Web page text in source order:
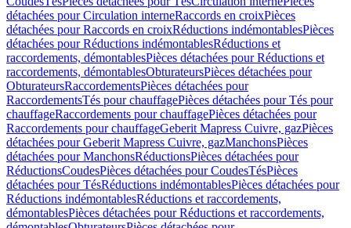
détachées pour Circulation interneRaccords en croixPièces
détachées pour Raccords en croixRéductions indémontablesPièces
détachées pour Réductions indémontablesRéductions et
raccordements, démontablesPièces détachées pour Réductions et
raccordements, démontablesObturateursPièces détachées pour
ObturateursRaccordementsPièces détachées pour
RaccordementsTés pour chauffagePièces détachées pour Tés pour
chauffageRaccordements pour chauffagePièces détachées pour
Raccordements pour chauffageGeberit Mapress Cuivre, gazPièces
détachées pour Geberit Mapress Cuivre, gazManchonsPièces
détachées pour ManchonsRéductionsPièces détachées pour
RéductionsCoudesPièces détachées pour CoudesTésPièces
détachées pour TésRéductions indémontablesPièces détachées pour
Réductions indémontablesRéductions et raccordements,
démontablesPièces détachées pour Réductions et raccordements,